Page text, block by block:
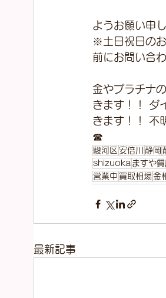
ようお願い申
※土日祝日の
前にお問い合
金やプラチナ
きます！！ ダ
きます！！ 不
☎
駿河区 安倍川 静岡
shizuoka ますや質
営業中 買取相場 金
最新記事